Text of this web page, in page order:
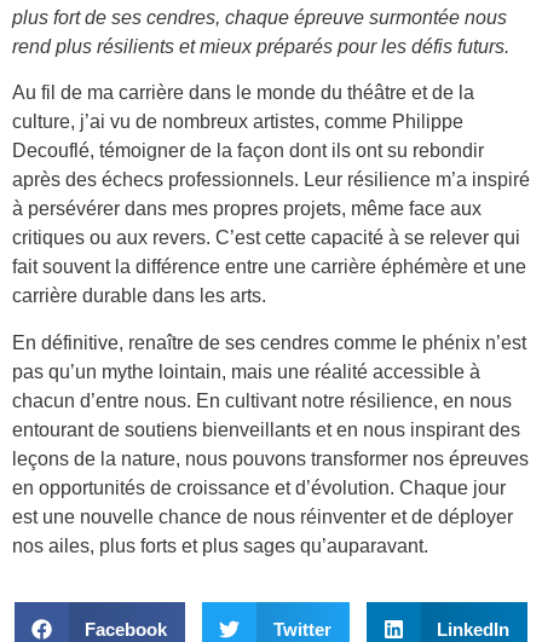
plus fort de ses cendres, chaque épreuve surmontée nous
rend plus résilients et mieux préparés pour les défis futurs.
Au fil de ma carrière dans le monde du théâtre et de la
culture, j’ai vu de nombreux artistes, comme Philippe
Decouflé, témoigner de la façon dont ils ont su rebondir
après des échecs professionnels. Leur résilience m’a inspiré
à persévérer dans mes propres projets, même face aux
critiques ou aux revers. C’est cette capacité à se relever qui
fait souvent la différence entre une carrière éphémère et une
carrière durable dans les arts.
En définitive, renaître de ses cendres comme le phénix n’est
pas qu’un mythe lointain, mais une réalité accessible à
chacun d’entre nous. En cultivant notre résilience, en nous
entourant de soutiens bienveillants et en nous inspirant des
leçons de la nature, nous pouvons transformer nos épreuves
en opportunités de croissance et d’évolution. Chaque jour
est une nouvelle chance de nous réinventer et de déployer
nos ailes, plus forts et plus sages qu’auparavant.
Facebook Twitter LinkedIn